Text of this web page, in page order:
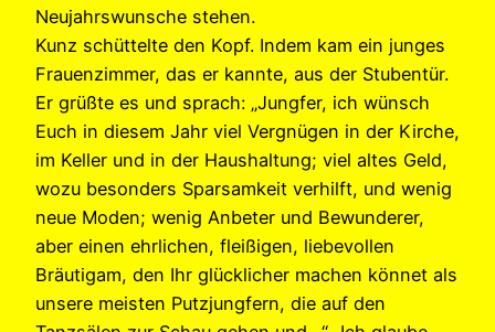
Neujahrswunsche stehen.
Kunz schüttelte den Kopf. Indem kam ein junges
Frauenzimmer, das er kannte, aus der Stubentür.
Er grüßte es und sprach: „Jungfer, ich wünsch
Euch in diesem Jahr viel Vergnügen in der Kirche,
im Keller und in der Haushaltung; viel altes Geld,
wozu besonders Sparsamkeit verhilft, und wenig
neue Moden; wenig Anbeter und Bewunderer,
aber einen ehrlichen, fleißigen, liebevollen
Bräutigam, den Ihr glücklicher machen könnet als
unsere meisten Putzjungfern, die auf den